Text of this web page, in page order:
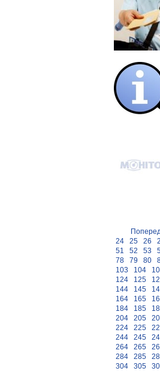
24
25 26
51
52 53
78
79 80
103
104
124
125
144
145
164
165
184
185
204
205
224
225
244
245
264
265
284
285
304
305